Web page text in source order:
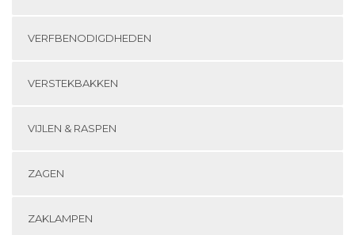
VERFBENODIGDHEDEN
VERSTEKBAKKEN
VIJLEN & RASPEN
ZAGEN
ZAKLAMPEN